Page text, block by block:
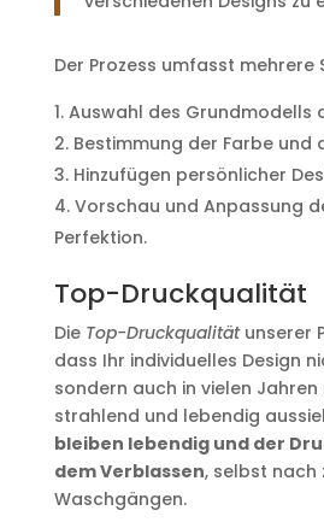
Der Prozess umfasst mehrere
Auswahl des Grundmodells
Bestimmung der Farbe und
Hinzufügen persönlicher
Vorschau und Anpassung
Perfektion.
Top-Druckqualität
Die Top-Druckqualitätunserer
dass Ihr individuelles Design
sondern auch in vielen
strahlend und lebendig
bleiben lebendig und der
dem Verblassen, selbst nach
Waschgängen.